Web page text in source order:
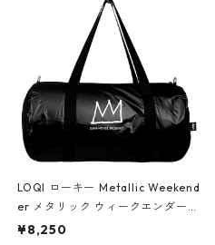
LOQI ローキー Metallic Weekend
er メタリック ウィークエンダー
ボストンバッグ ショルダーバッグ
¥8,250